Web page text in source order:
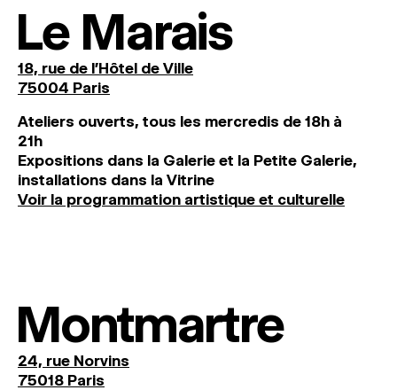
Le Marais
18, rue de l'Hôtel de Ville
75004 Paris
Ateliers ouverts, tous les mercredis de 18h à
21h
Expositions dans la Galerie et la Petite Galerie,
installations dans la Vitrine
Voir la programmation artistique et culturelle
Montmartre
24, rue Norvins
75018 Paris